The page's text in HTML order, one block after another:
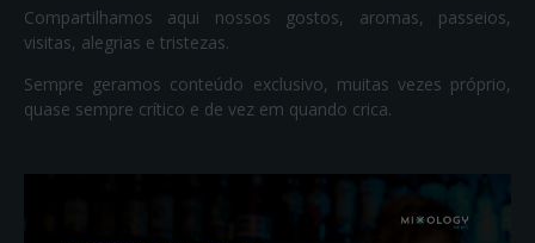
Compartilhamos aqui nossos gostos, aromas, passeios,
visitas, alegrias e tristezas.
Sempre geramos conteúdo exclusivo, muitas vezes próprio,
quase sempre crítico e de vez em quando crica.